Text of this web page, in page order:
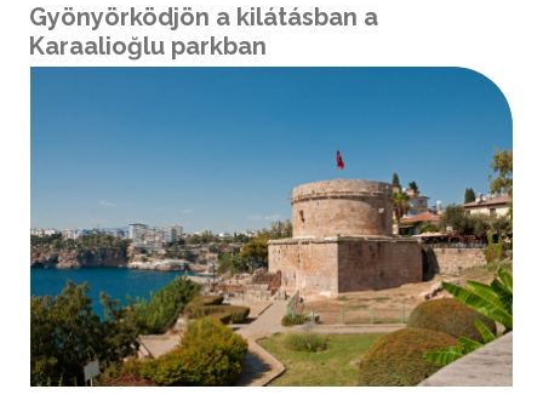
Gyönyörködjön a kilátásban a
Karaalioğlu parkban